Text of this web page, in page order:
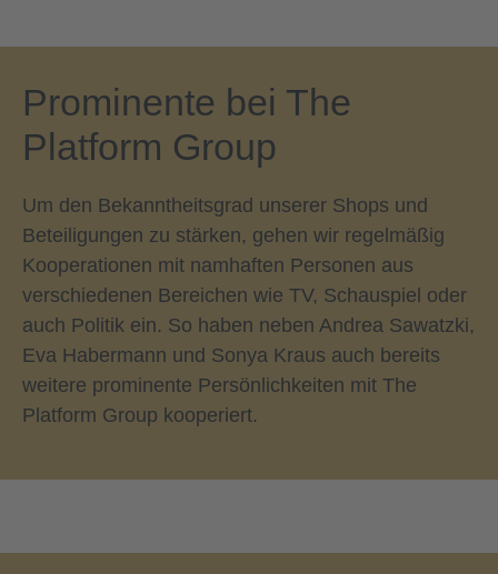
Prominente bei The
Platform Group​
Um den Bekanntheitsgrad unserer Shops und
Beteiligungen zu stärken, gehen wir regelmäßig
Kooperationen mit namhaften Personen aus
verschiedenen Bereichen wie TV, Schauspiel oder
auch Politik ein. So haben neben Andrea Sawatzki,
Eva Habermann und Sonya Kraus auch bereits
weitere prominente Persönlichkeiten mit The
Platform Group kooperiert.